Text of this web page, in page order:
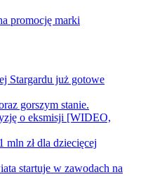
Stargardu już gotowe
gorszym stanie.
o eksmisji [WIDEO,
mln zł dla dziecięcej
startuje w zawodach na